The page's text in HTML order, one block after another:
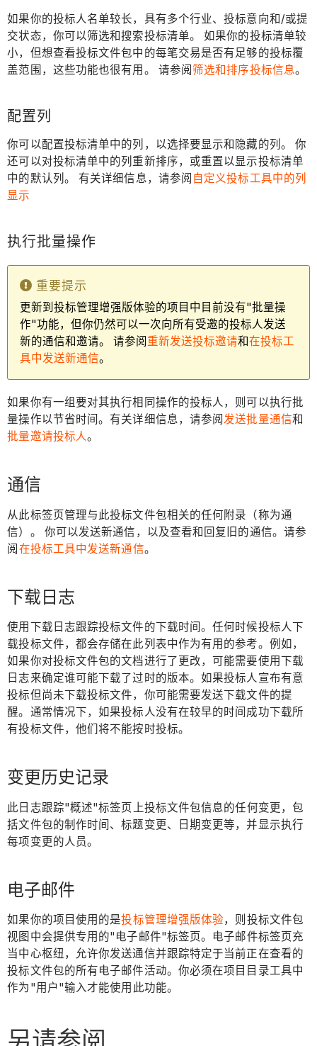
如果你的投标人名单较长，具有多个行业、投标意向和/或提
交状态，你可以筛选和搜索投标清单。 如果你的投标清单较
小，但想查看投标文件包中的每笔交易是否有足够的投标覆
盖范围，这些功能也很有用。 请参阅筛选和排序投标信息。
配置列
你可以配置投标清单中的列，以选择要显示和隐藏的列。 你
还可以对投标清单中的列重新排序，或重置以显示投标清单
中的默认列。 有关详细信息，请参阅 自定义投标工具中的列
显示
执行批量操作
重要提示
更新到投标管理增强版体验的项目中目前没有"批量操
作"功能，但你仍然可以一次向所有受邀的投标人发送
新的通信和邀请。 请参阅 重新发送投标邀请和在投标工
具中发送新通信。
如果你有一组要对其执行相同操作的投标人，则可以执行批
量操作以节省时间。有关详细信息，请参阅发送批量通信和
批量邀请投标人。
通信
从此标签页管理与此投标文件包相关的任何附录（称为通
信）。 你可以发送新通信，以及查看和回复旧的通信。请参
阅 在投标工具中发送新通信。
下载日志
使用下载日志跟踪投标文件的下载时间。任何时候投标人下
载投标文件，都会存储在此列表中作为有用的参考。例如，
如果你对投标文件包的文档进行了更改，可能需要使用下载
日志来确定谁可能下载了过时的版本。如果投标人宣布有意
投标但尚未下载投标文件，你可能需要发送下载文件的提
醒。通常情况下，如果投标人没有在较早的时间成功下载所
有投标文件，他们将不能按时投标。
变更历史记录
此日志跟踪"概述"标签页上投标文件包信息的任何变更，包
括文件包的制作时间、标题变更、日期变更等，并显示执行
每项变更的人员。
电子邮件
如果你的项目使用的是投标管理增强版体验，则投标文件包
视图中会提供专用的"电子邮件"标签页。电子邮件标签页充
当中心枢纽，允许你发送通信并跟踪特定于当前正在查看的
投标文件包的所有电子邮件活动。你必须在项目目录工具中
作为"用户"输入才能使用此功能。